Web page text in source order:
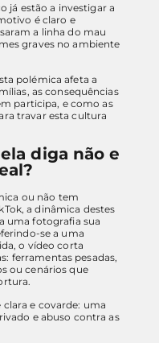
já estão a investigar a
é claro e
a linha do mau
graves no ambiente
polémica afeta a
as consequências
participa, e como as
travar esta cultura
diga não e
ou não tem
a dinâmica destes
uma fotografia sua
se a uma
o vídeo corta
ferramentas pesadas,
ou cenários que
e covarde: uma
e abuso contra as